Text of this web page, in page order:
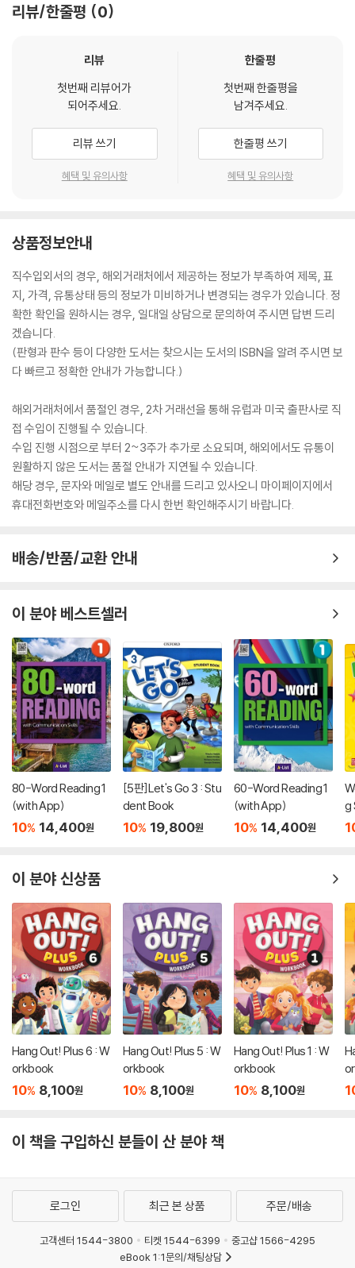
리뷰/한줄평 0
리뷰
첫번째 리뷰어가
되어주세요.
리뷰 쓰기
혜택 및 유의사항
한줄평
첫번째 한줄평을
남겨주세요.
한줄평 쓰기
혜택 및 유의사항
상품정보안내
직수입외서의 경우, 해외거래처에서 제공하는 정보가 부족하여 제목, 표
지, 가격, 유통상태 등의 정보가 미비하거나 변경되는 경우가 있습니다. 정
확한 확인을 원하시는 경우, 일대일 상담으로 문의하여 주시면 답변 드리
겠습니다.
(판형과 판수 등이 다양한 도서는 찾으시는 도서의 ISBN을 알려 주시면 보
다 빠르고 정확한 안내가 가능합니다.)
해외거래처에서 품절인 경우, 2차 거래선을 통해 유럽과 미국 출판사로 직
접 수입이 진행될 수 있습니다.
수입 진행 시점으로 부터 2~3주가 추가로 소요되며, 해외에서도 유통이
원활하지 않은 도서는 품절 안내가 지연될 수 있습니다.
해당 경우, 문자와 메일로 별도 안내를 드리고 있사오니 마이페이지에서
휴대전화번호와 메일주소를 다시 한번 확인해주시기 바랍니다.
배송/반품/교환 안내
이 분야 베스트셀러
80-Word Reading 1
(with App)
10% 14,400원
[5판]Let's Go 3 : Stu
dent Book
10% 19,800원
60-Word Reading 1
(with App)
10% 14,400원
g
이 분야 신상품
Hang Out! Plus 6 : W
orkbook
10% 8,100원
Hang Out! Plus 5 : W
orkbook
10% 8,100원
Hang Out! Plus 1 : W
orkbook
10% 8,100원
이 책을 구입하신 분들이 산 분야 책
로그인 최근 본 상품 주문/배송
고객센터 1544-3800 티켓 1544-6399
중고샵 1566-4295
eBook 1:1문의/채팅상담